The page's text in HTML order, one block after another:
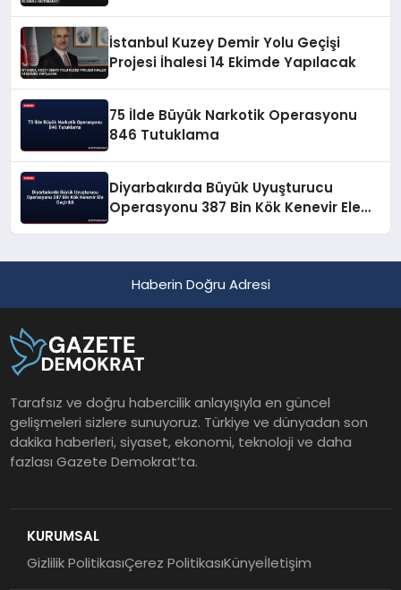
İstanbul Kuzey Demir Yolu Geçişi
Projesi İhalesi 14 Ekimde Yapılacak
75 İlde Büyük Narkotik Operasyonu
846 Tutuklama
Diyarbakırda Büyük Uyuşturucu
Operasyonu 387 Bin Kök Kenevir Ele
Haberin Doğru Adresi
Tarafsız ve doğru habercilik anlayışıyla en güncel
gelişmeleri sizlere sunuyoruz. Türkiye ve dünyadan son
dakika haberleri, siyaset, ekonomi, teknoloji ve daha
fazlası Gazete Demokrat’ta.
KURUMSAL
Gizlilik PolitikasıÇerez PolitikasıKünyeİletişim